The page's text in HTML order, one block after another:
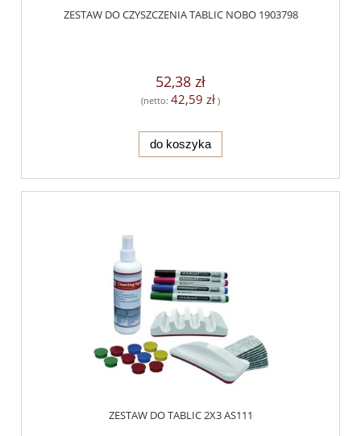
ZESTAW DO CZYSZCZENIA TABLIC NOBO 1903798
52,38 zł
(netto: 42,59 zł )
do koszyka
ZESTAW DO TABLIC 2X3 AS111